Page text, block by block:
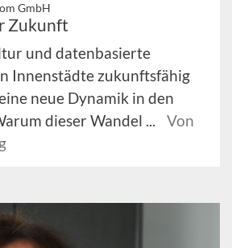
GmbH
Zukunft
und datenbasierte
Innenstädte zukunftsfähig
neue Dynamik in den
dieser Wandel ...
Von